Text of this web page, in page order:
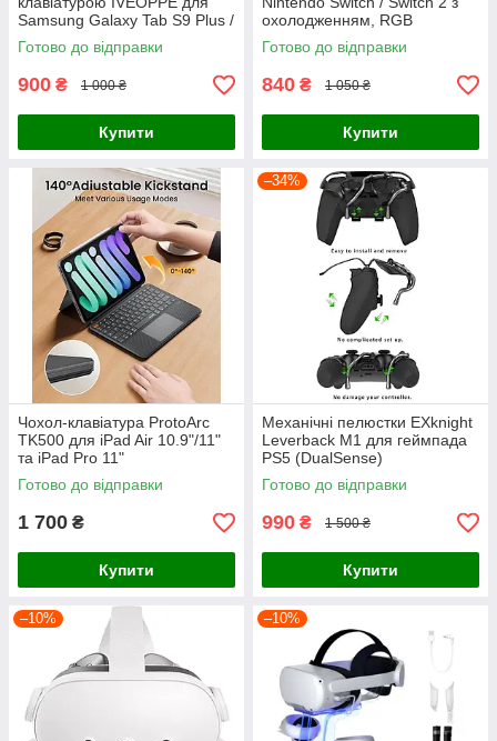
Samsung Galaxy Tab S9 Plus /
S9 FE+ / S10+ (12.4"), колір
Viola (лаванда) + Наліп
Готово до відправки
900 ₴ 1 000 ₴
Купити
охолодженням, RGB
підсвіткою та зарядкою
джойстиків
Готово до відправки
840 ₴ 1 050 ₴
Купити
Чохол-клавіатура ProtoArc
TK500 для iPad Air 10.9"/11"
та iPad Pro 11"
Готово до відправки
1 700 ₴
Купити
–34%
Механічні пелюстки EXknight
Leverback M1 для геймпада
PS5 (DualSense)
Готово до відправки
990 ₴ 1 500 ₴
Купити
–10% –10%